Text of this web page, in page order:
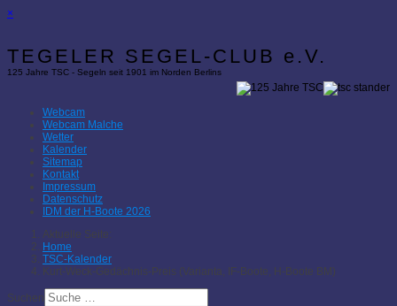
×
TEGELER SEGEL-CLUB e.V.
125 Jahre TSC - Segeln seit 1901 im Norden Berlins
Webcam
Webcam Malche
Wetter
Kalender
Sitemap
Kontakt
Impressum
Datenschutz
IDM der H-Boote 2026
Aktuelle Seite:
Home
TSC-Kalender
Kurt-Weck-Gedächnis-Preis (Varianta, IF-Boote, H-Boote BM)
Suchen